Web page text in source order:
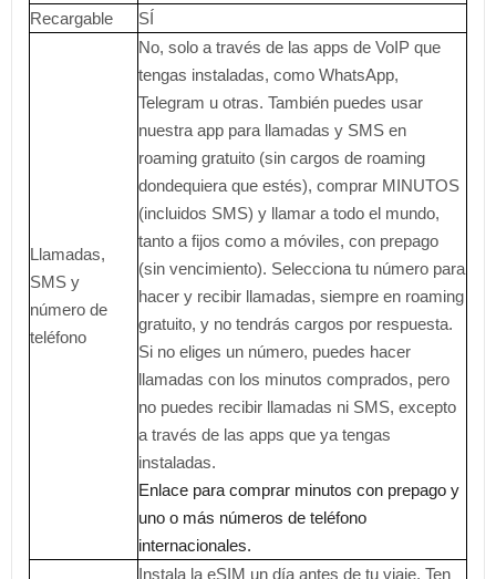
Recargable
SÍ
Llamadas,
SMS y
número de
teléfono
No, solo a través de las apps de VoIP que
tengas instaladas, como WhatsApp,
Telegram u otras. También puedes usar
nuestra app para llamadas y SMS en
roaming gratuito (sin cargos de roaming
dondequiera que estés), comprar MINUTOS
(incluidos SMS) y llamar a todo el mundo,
tanto a fijos como a móviles, con prepago
(sin vencimiento). Selecciona tu número para
hacer y recibir llamadas, siempre en roaming
gratuito, y no tendrás cargos por respuesta.
Si no eliges un número, puedes hacer
llamadas con los minutos comprados, pero
no puedes recibir llamadas ni SMS, excepto
a través de las apps que ya tengas
instaladas.
Enlace para comprar minutos con prepago y
uno o más números de teléfono
internacionales.
Instala la eSIM un día antes de tu viaje. Ten